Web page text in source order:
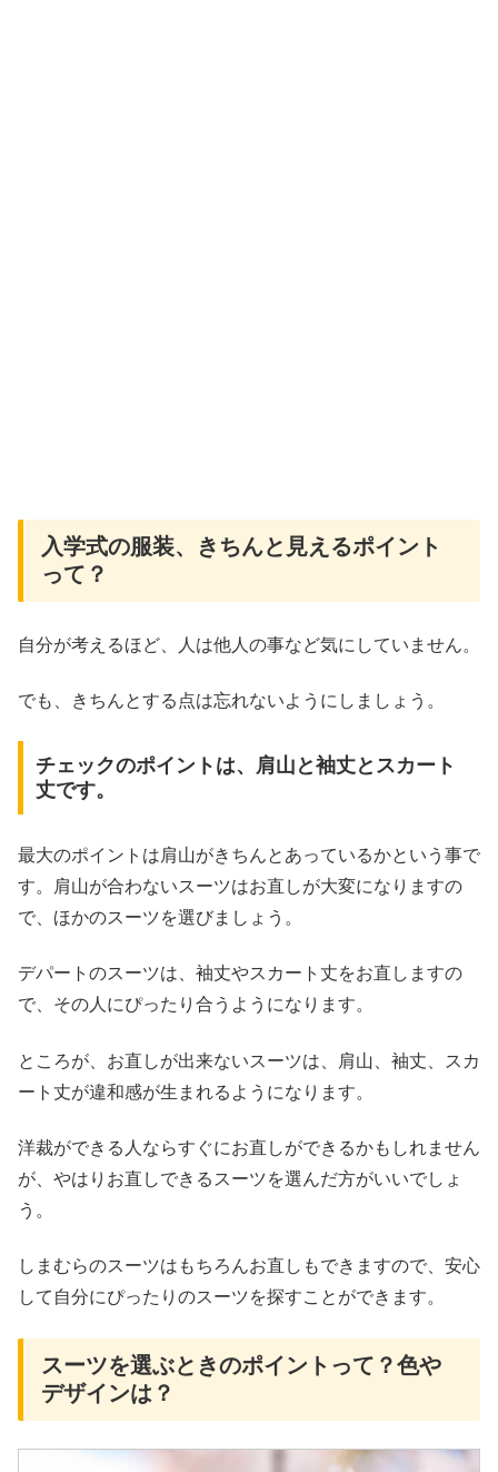
入学式の服装、きちんと見えるポイント
って？
自分が考えるほど、人は他人の事など気にしていません。
でも、きちんとする点は忘れないようにしましょう。
チェックのポイントは、肩山と袖丈とスカート
丈です。
最大のポイントは肩山がきちんとあっているかという事で
す。肩山が合わないスーツはお直しが大変になりますの
で、ほかのスーツを選びましょう。
デパートのスーツは、袖丈やスカート丈をお直しますの
で、その人にぴったり合うようになります。
ところが、お直しが出来ないスーツは、肩山、袖丈、スカ
ート丈が違和感が生まれるようになります。
洋裁ができる人ならすぐにお直しができるかもしれません
が、やはりお直しできるスーツを選んだ方がいいでしょ
う。
しまむらのスーツはもちろんお直しもできますので、安心
して自分にぴったりのスーツを探すことができます。
スーツを選ぶときのポイントって？色や
デザインは？